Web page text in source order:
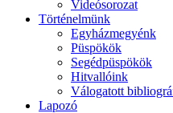
Videósorozat
Történelmünk
Egyházmegyénk
Püspökök
Segédpüspökök
Hitvallóink
Válogatott
Lapozó